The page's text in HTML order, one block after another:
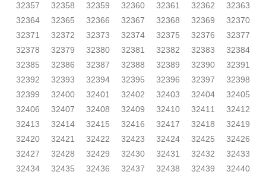
32357
32358 32359 32360 32361 32362
32363
32364
32365 32366 32367 32368 32369
32370
32371
32372 32373 32374 32375 32376
32377
32378
32379 32380 32381 32382 32383
32384
32385
32386 32387 32388 32389 32390
32391
32392
32393 32394 32395 32396 32397
32398
32399
32400 32401 32402 32403 32404
32405
32406
32407 32408 32409 32410 32411
32412
32413
32414 32415 32416 32417 32418
32419
32420
32421 32422 32423 32424 32425
32426
32427
32428 32429 32430 32431 32432
32433
32434
32435 32436 32437 32438 32439
32440